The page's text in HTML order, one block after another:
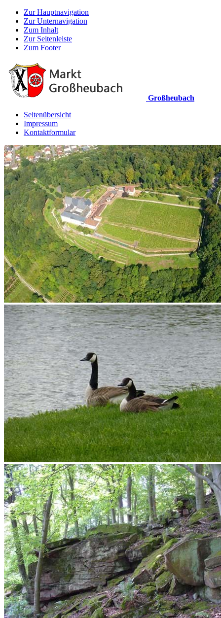
Zur Hauptnavigation
Zur Unternavigation
Zum Inhalt
Zur Seitenleiste
Zum Footer
Großheubach
Seitenübersicht
Impressum
Kontaktformular